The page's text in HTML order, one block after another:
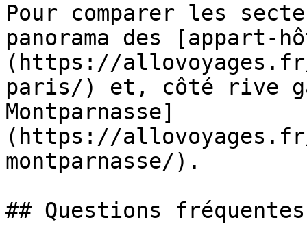
Pour comparer les
panorama des [appart-
(https://
paris/) et, côté rive
Montparnasse]
(https://
montparnasse/).
## Questions fréquentes